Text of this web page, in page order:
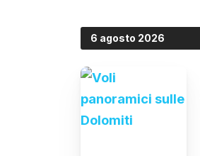
6 agosto 2026